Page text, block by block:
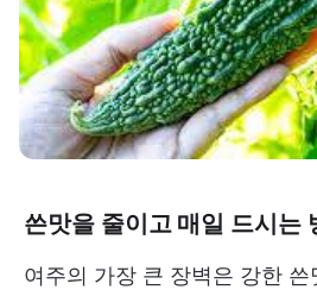
쓴맛을 줄이고 매일 드시는
여주의 가장 큰 장벽은 강한